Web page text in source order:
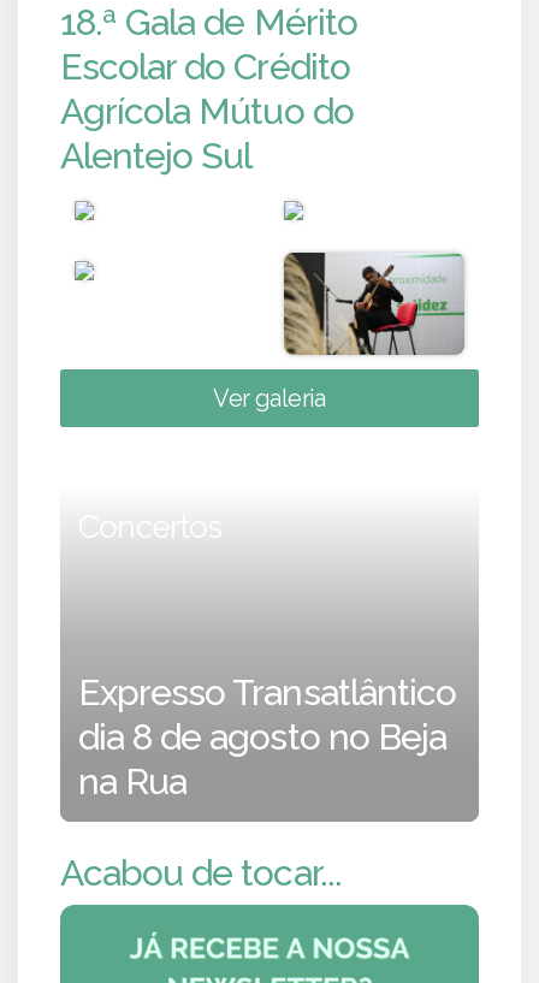
18.ª Gala de Mérito
Escolar do Crédito
Agrícola Mútuo do
Alentejo Sul
Ver galeria
Concertos
Expresso Transatlântico
dia 8 de agosto no Beja
na Rua
Acabou de tocar...